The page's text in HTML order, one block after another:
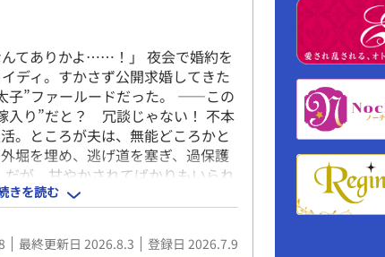
んてありかよ……！」 夜会で婚約を
ディ。すかさず公開求婚してきた
子”ファールードだった。 ——この
入り”だと？ 冗談じゃない！ 不本
。ところが夫は、無能どころかと
堀を埋め、逃げ道を塞ぎ、過保護
が、甘やかされてばかりもいられ
の屈辱を晴らすべく、策を練り始
業家。その経験を生かし、嫁ぎ先
、自分を侮った連中を経済でぶん
きを読む
最終更新日 2026.8.3 登録日 2026.7.9